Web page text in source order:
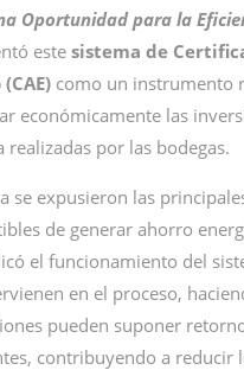
Oportunidad para la
este sistema de
como un instrumento
económicamente las
realizadas por las bodegas.
se expusieron las
de generar ahorro
el funcionamiento del
en el proceso,
pueden suponer
contribuyendo a reducir